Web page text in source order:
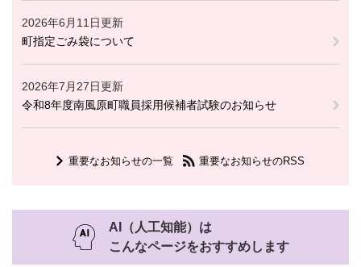
2026年6月11日更新
町指定ごみ袋について
2026年7月27日更新
令和8年度南風原町職員採用候補者試験のお知らせ
重要なお知らせの一覧 重要なお知らせのRSS
AI（人工知能）は
こんなページをおすすめします